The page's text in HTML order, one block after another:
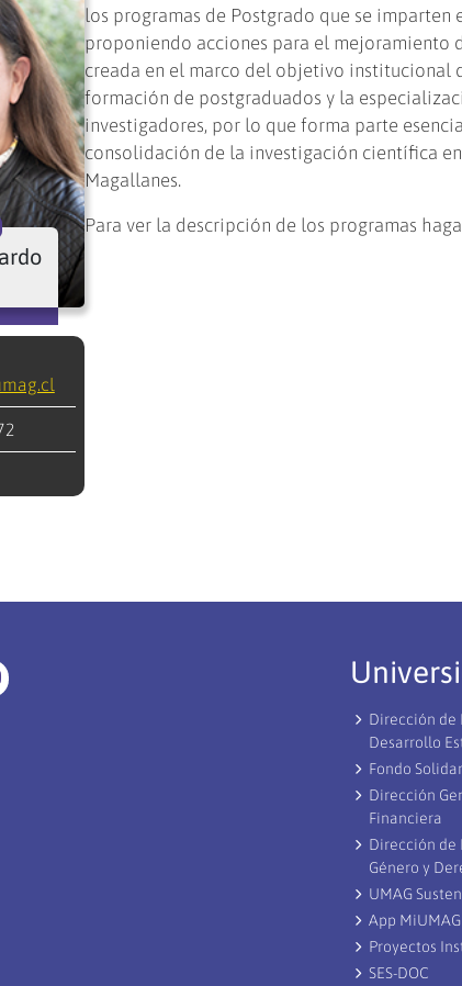
los programas de Postgrado que se imparten
proponiendo acciones para el mejoramiento
creada en el marco del objetivo institucional
formación de postgraduados y la
investigadores, por lo que forma parte
consolidación de la investigación científica
Magallanes.
Para ver la descripción de los programas
Dirección de
Desarrollo
Fondo
Dirección
Financiera
Dirección de
Género y
UMAG
App MiUMAG
Proyectos
SES-DOC